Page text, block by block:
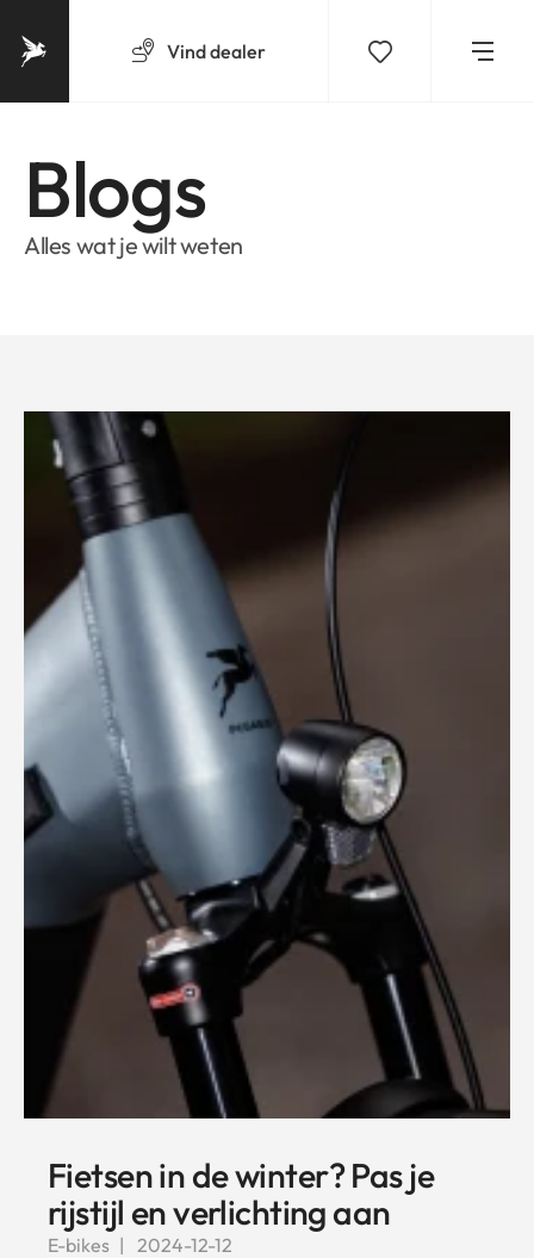
Vinddealer
Blogs
Alles wat je wilt weten
Fietsen in de winter? Pas je
rijstijl en verlichting aan
E-bikes
2024-12-12